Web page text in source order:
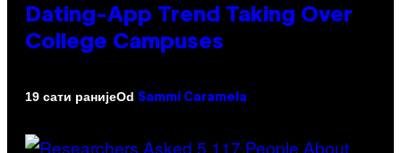
Dating-App Trend Taking Over
College Campuses
19 сати ранијеOd Sammi Caramela